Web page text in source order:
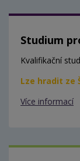
Studium
Kvalifikační
Lze hradit ze
Více informací